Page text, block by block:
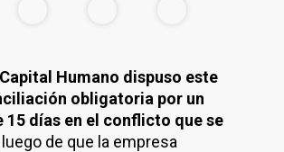
Humano dispuso este
obligatoria por un
15 días en el conflicto que se
luego de que la empresa